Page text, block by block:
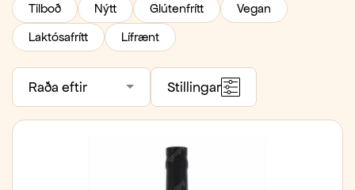
Tilboð Nýtt Glútenfrítt
Vegan
Laktósafrítt
Lífrænt
Raða eftir Stillingar